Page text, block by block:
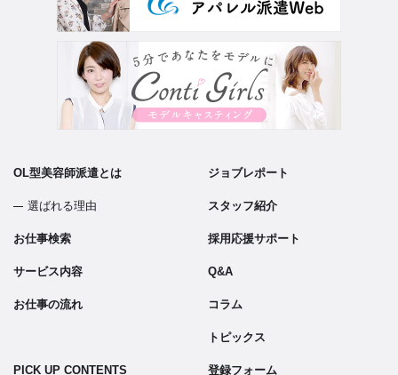
OL型美容師派遣とは
選ばれる理由
お仕事検索
サービス内容
お仕事の流れ
ジョブレポート
スタッフ紹介
採用応援サポート
Q&A
コラム
トピックス
PICK UP CONTENTS 登録フォーム